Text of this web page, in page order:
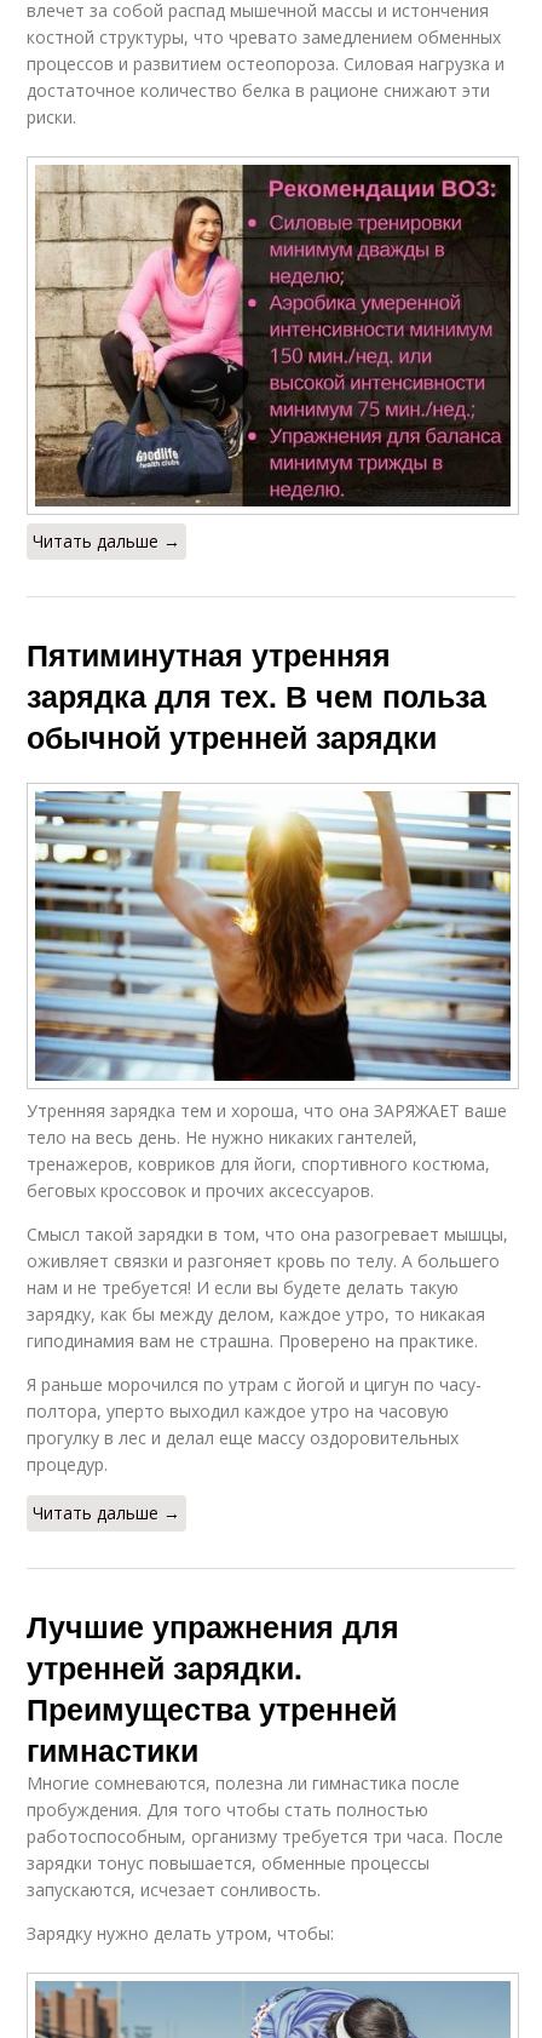
влечет за собой распад мышечной массы и истончения
костной структуры, что чревато замедлением обменных
процессов и развитием остеопороза. Силовая нагрузка и
достаточное количество белка в рационе снижают эти
риски.
Читать дальше →
Пятиминутная утренняя
зарядка для тех. В чем польза
обычной утренней зарядки
Утренняя зарядка тем и хороша, что она ЗАРЯЖАЕТ ваше
тело на весь день. Не нужно никаких гантелей,
тренажеров, ковриков для йоги, спортивного костюма,
беговых кроссовок и прочих аксессуаров.
Смысл такой зарядки в том, что она разогревает мышцы,
оживляет связки и разгоняет кровь по телу. А большего
нам и не требуется! И если вы будете делать такую
зарядку, как бы между делом, каждое утро, то никакая
гиподинамия вам не страшна. Проверено на практике.
Я раньше морочился по утрам с йогой и цигун по часу-
полтора, уперто выходил каждое утро на часовую
прогулку в лес и делал еще массу оздоровительных
процедур.
Читать дальше →
Лучшие упражнения для
утренней зарядки.
Преимущества утренней
гимнастики
Многие сомневаются, полезна ли гимнастика после
пробуждения. Для того чтобы стать полностью
работоспособным, организму требуется три часа. После
зарядки тонус повышается, обменные процессы
запускаются, исчезает сонливость.
Зарядку нужно делать утром, чтобы: